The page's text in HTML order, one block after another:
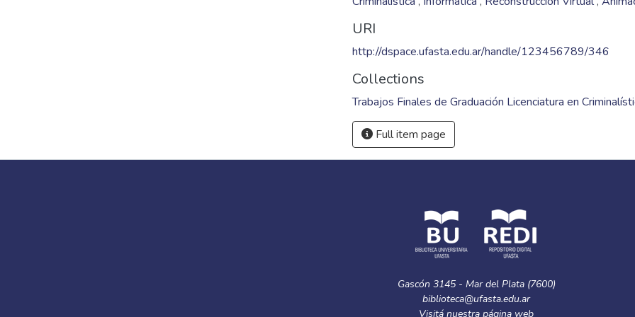
URI
http://dspace.ufasta.edu.ar/handle/123456789/346
Collections
Trabajos Finales de Graduación Licenciatura en
Full item page
Gascón 3145 - Mar del Plata (7600)
biblioteca@ufasta.edu.ar
Visitá nuestra página web